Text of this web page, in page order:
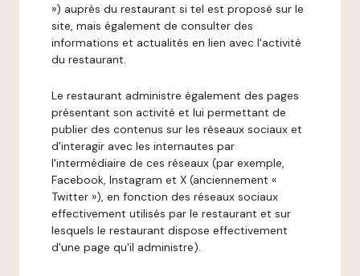
») auprès du restaurant si tel est proposé sur le
site, mais également de consulter des
informations et actualités en lien avec l'activité
du restaurant.
Le restaurant administre également des pages
présentant son activité et lui permettant de
publier des contenus sur les réseaux sociaux et
d'interagir avec les internautes par
l'intermédiaire de ces réseaux (par exemple,
Facebook, Instagram et X (anciennement «
Twitter »), en fonction des réseaux sociaux
effectivement utilisés par le restaurant et sur
lesquels le restaurant dispose effectivement
d'une page qu'il administre).